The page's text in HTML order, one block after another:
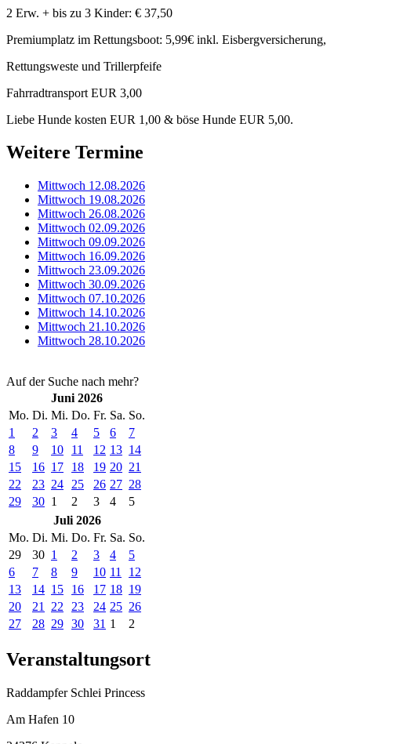
2 Erw. + bis zu 3 Kinder: € 37,50
Premiumplatz im Rettungsboot: 5,99€ inkl. Eisbergversicherung,
Rettungsweste und Trillerpfeife
Fahrradtransport EUR 3,00
Liebe Hunde kosten EUR 1,00 & böse Hunde EUR 5,00.
Weitere Termine
Mittwoch 12.08.2026
Mittwoch 19.08.2026
Mittwoch 26.08.2026
Mittwoch 02.09.2026
Mittwoch 09.09.2026
Mittwoch 16.09.2026
Mittwoch 23.09.2026
Mittwoch 30.09.2026
Mittwoch 07.10.2026
Mittwoch 14.10.2026
Mittwoch 21.10.2026
Mittwoch 28.10.2026
Auf der Suche nach mehr?
Juni 2026
Mo. Di. Mi. Do. Fr. Sa. So.
1
2 3 4 5 6
7
8
9 10 11 12 13 14
15
16 17 18 19 20 21
22
23 24 25 26 27 28
29
30 1 2 3 4
5
Juli 2026
Mo. Di. Mi. Do. Fr. Sa. So.
29
30 1 2 3 4
5
6
7 8 9 10 11
12
13
14 15 16 17 18 19
20
21 22 23 24 25 26
27
28 29 30 31 1 2
Veranstaltungsort
Raddampfer Schlei Princess
Am Hafen 10